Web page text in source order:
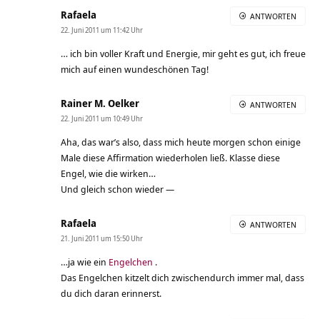
Rafaela
22. Juni 2011 um 11:42 Uhr
… ich bin voller Kraft und Energie, mir geht es gut, ich freue
mich auf einen wundeschönen Tag!
ANTWORTEN
Rainer M. Oelker
22. Juni 2011 um 10:49 Uhr
Aha, das war’s also, dass mich heute morgen schon einige
Male diese Affirmation wiederholen ließ. Klasse diese
Engel, wie die wirken…
Und gleich schon wieder —
ANTWORTEN
Rafaela
21. Juni 2011 um 15:50 Uhr
…ja wie ein Engelchen .
Das Engelchen kitzelt dich zwischendurch immer mal, dass
du dich daran erinnerst.
ANTWORTEN